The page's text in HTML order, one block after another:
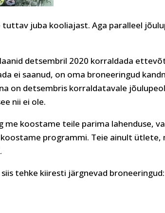
tuttav juba kooliajast. Aga paralleel
detsembril 2020 korraldada
ei saanud, on oma broneeringud
on detsembris korraldatavale
nii ei ole.
me koostame teile parima lahenduse,
programmi. Teie ainult ütlete,
tehke kiiresti järgnevad broneeringud: